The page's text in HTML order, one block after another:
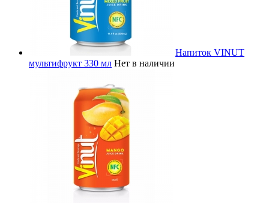
Напиток VINUT
мультифрукт 330 мл Нет в наличии